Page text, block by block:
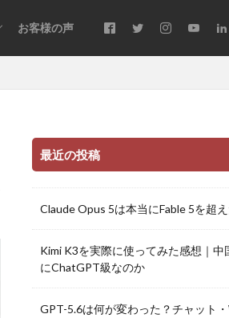
お客様の声
最近の投稿
Claude Opus 5は本当にFable 5を超
Kimi K3を実際に使ってみた感想｜中
にChatGPT級なのか
GPT-5.6は何が変わった？チャット・